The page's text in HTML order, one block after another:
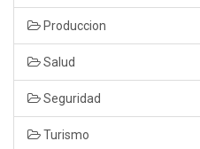
Produccion
Salud
Seguridad
Turismo